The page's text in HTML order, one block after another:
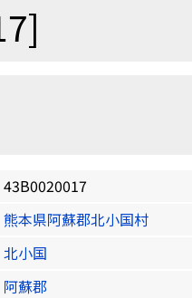
43B0020017
熊本県阿蘇郡北小国村
北小国
阿蘇郡